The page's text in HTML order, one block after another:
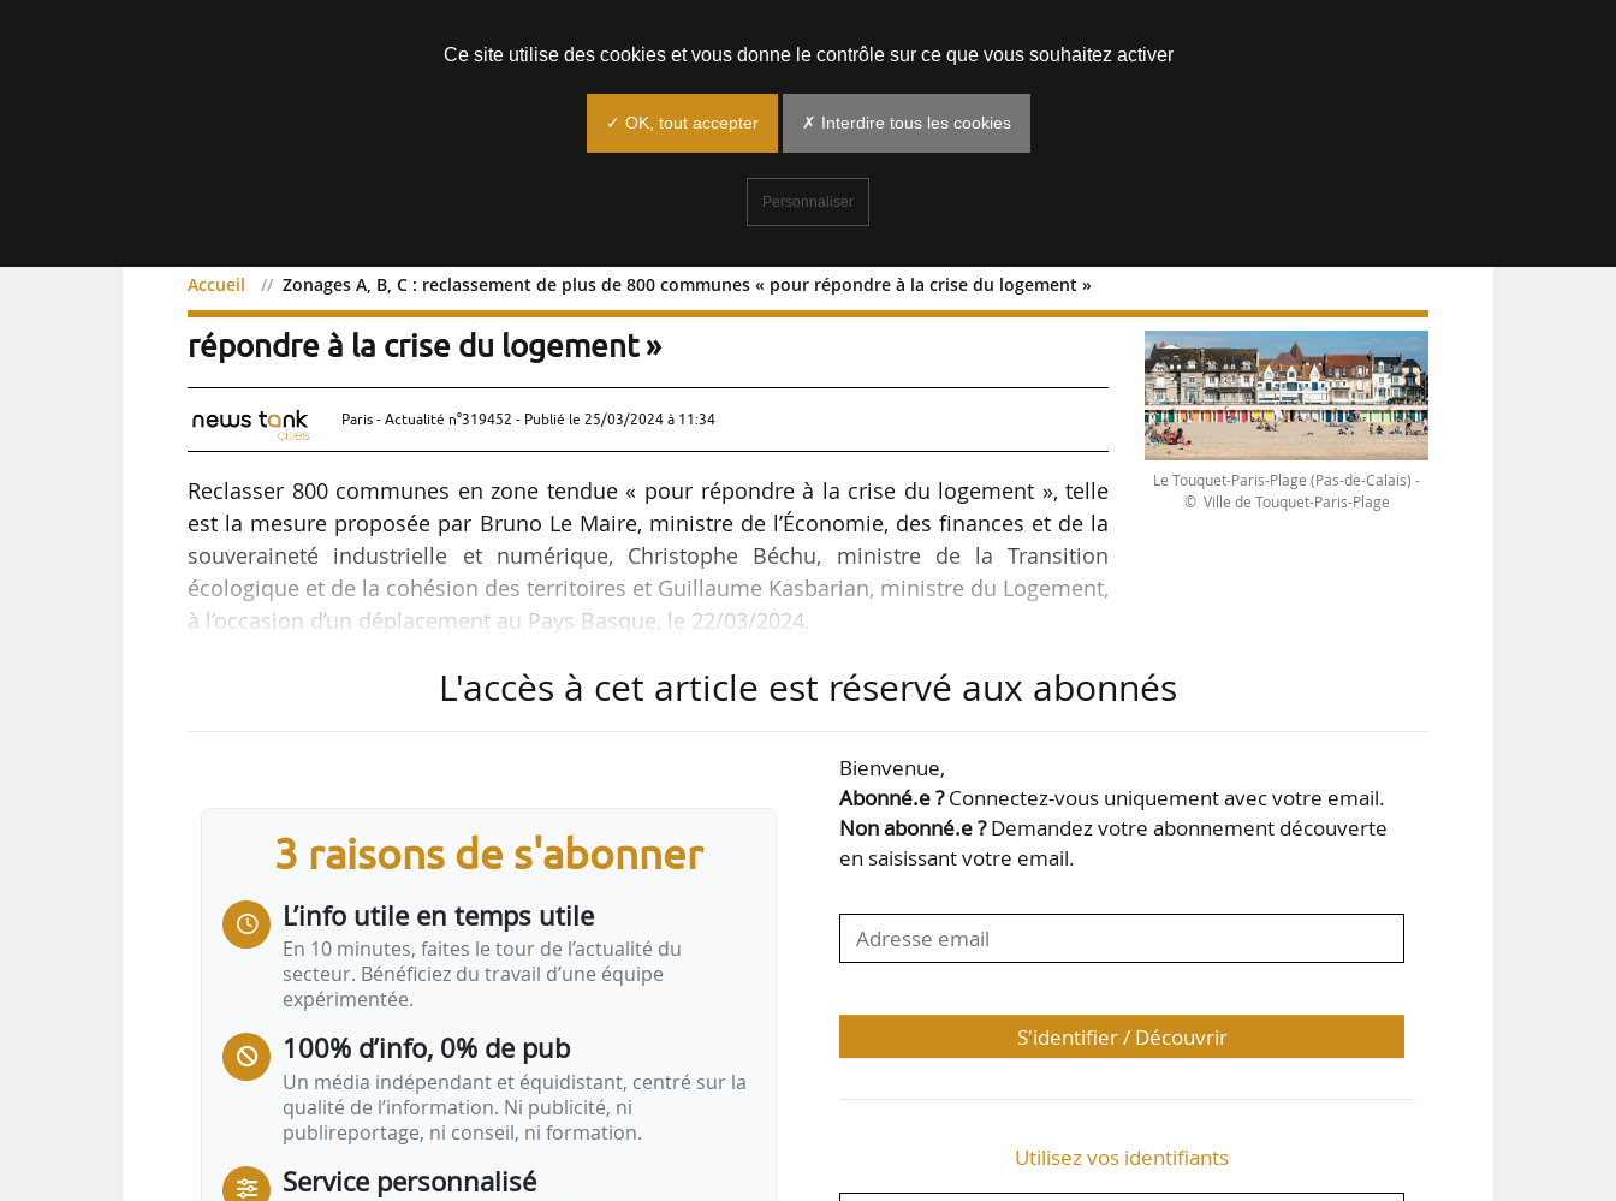
Accueil Zonages A, B, C : reclassement de plus de 800 communes « pour répondre à la crise du logement »
Zonages A, B, C : reclassement de plus de 800 communes « pour
répondre à la crise du logement »
Paris - Actualité n°319452 - Publié le 25/03/2024 à 11:34
Reclasser 800 communes en zone tendue « pour répondre à la crise du logement », telle
est la mesure proposée par Bruno Le Maire, ministre de l’Économie, des finances et de la
souveraineté industrielle et numérique, Christophe Béchu, ministre de la Transition
écologique et de la cohésion des territoires et Guillaume Kasbarian, ministre du Logement,
à l’occasion d’un déplacement au Pays Basque, le 22/03/2024.
Deux dispositifs sont particulièrement concernés par ces évolutions :
• le logement locatif intermédiaire, dont les loyers sont 10 à 15 % en dessous des prix de
marché grâce à des aides publiques, et qui ne peut être produit…
Le Touquet-Paris-Plage (Pas-de-Calais) -
© Ville de Touquet-Paris-Plage
L'accès à cet article est réservé aux abonnés
3 raisons de s'abonner
L’info utile en temps utile
En 10 minutes, faites le tour de l’actualité du
secteur. Bénéficiez du travail d’une équipe
expérimentée.
100% d’info, 0% de pub
Un média indépendant et équidistant, centré sur la
qualité de l’information. Ni publicité, ni
publireportage, ni conseil, ni formation.
Service personnalisé
Bienvenue,
Abonné.e ?Connectez-vous uniquement avec votre email.
Non abonné.e ?Demandez votre abonnement découverte
en saisissant votre email.
S'identifier / Découvrir
Utilisez vos identifiants
Ce site utilise des cookies et vous donne le contrôle sur ce que vous souhaitez activer
✓ OK, tout accepter ✗ Interdire tous les cookies
Personnaliser